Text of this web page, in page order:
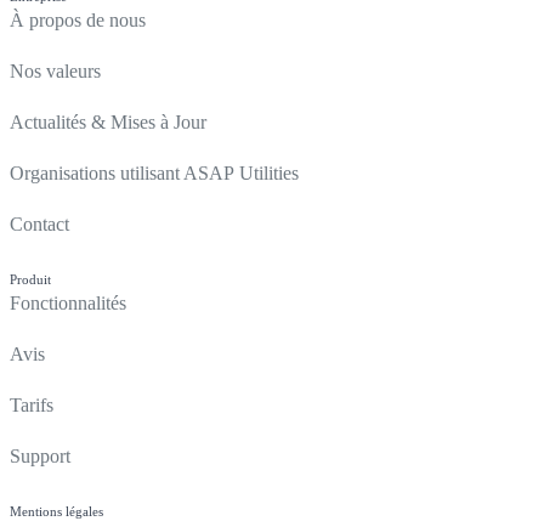
À propos de nous
Nos valeurs
Actualités & Mises à Jour
Organisations utilisant ASAP Utilities
Contact
Produit
Fonctionnalités
Avis
Tarifs
Support
Mentions légales